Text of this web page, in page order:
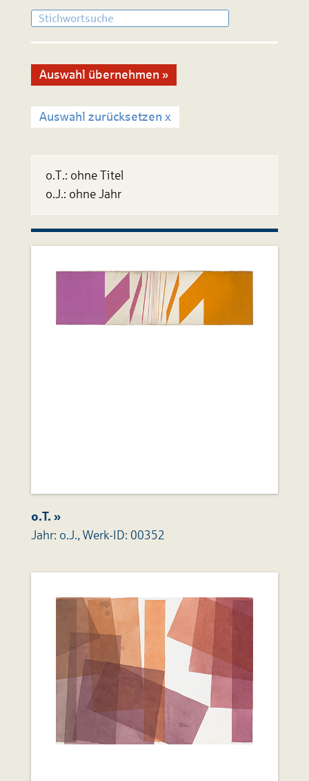
Auswahl zurücksetzen x
o.T.: ohne Titel
o.J.: ohne Jahr
o.T. »
Jahr: o.J., Werk-ID: 00352